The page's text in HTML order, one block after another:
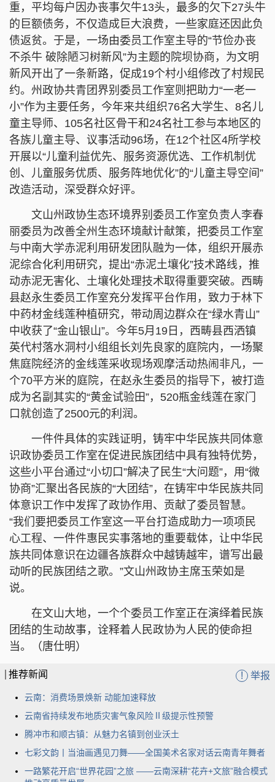
重，平均每户因办丧事欠牛13头，最多的欠下27头牛
的巨额债务，不仅造成巨大浪费，一些家庭还因此负
债返贫。于是，一场由委员工作室主导的“节俭办丧
不杀牛 破除陋习树新风”为主题的院坝协商，为文明
新风开出了一条新路，促成19个村小组修改了村规民
约。州政协共青团界别委员工作室则把助力“一老一
小”作为主要任务，今年来共组织76名大学生、8名儿
童主导师、105名社区骨干和24名社工参与本地区的
各族儿童主导、议事活动96场，在12个社区4所学校
开展以“儿童利益优先、服务资源优选、工作机制优
创、儿童服务优质、服务阵地优化”的“儿童主导空间”
改造活动，深受群众好评。
文山州政协生态环境界别委员工作室负责人李春
丽委员为改善全州生态环境献计献策，把委员工作室
与中南大学赤泥利用研发团队融为一体，组织开展赤
泥综合化利用研究，提出“赤泥土壤化”技术路线，推
动赤泥无害化、土壤化处理技术取得重要突破。西畴
县赵永生委员工作室充分发挥平台作用，致力于林下
中药材金线莲种植研究，带动周边群众在“绿水青山”
中收获了“金山银山”。今年5月19日，西畴县西洒镇
英代村落水洞村小组组长刘先良家的庭院内，一场聚
焦庭院经济的金线莲采收现场观摩活动热闹非凡，一
个70平方米的庭院，在赵永生委员的指导下，被打造
成为名副其实的“黄金试验田”，520瓶金线莲在家门
口就创造了2500元的利润。
一件件具体的实践证明，铸牢中华民族共同体意
识政协委员工作室在促进民族团结中具有独特优势，
这些小平台通过“小切口”解决了民生“大问题”，用“微
协商”汇聚出各民族的“大团结”，在铸牢中华民族共同
体意识工作中发挥了政协作用、贡献了委员智慧。
“我们要把委员工作室这一平台打造成助力一项项民
心工程、一件件惠民实事落地的重要载体，让中华民
族共同体意识在边疆各族群众中越铸越牢，谱写出最
动听的民族团结之歌。”文山州政协主席玉荣如是
说。
在文山大地，一个个委员工作室正在演绎着民族
团结的生动故事，诠释着人民政协为人民的使命担
当。（唐仕明）
推荐新闻 ! 举报
云南：消费场景焕新 动能加速释放
云南省持续发布地质灾害气象风险Ⅱ级提示性预警
腾冲市和顺古镇：从魅力名镇到创业沃土
七彩文韵丨当油画遇见刀舞——全国美术名家对话云南青年舞者
一路繁花开启“世界花园”之旅 ——云南深耕“花卉+文旅”融合模式